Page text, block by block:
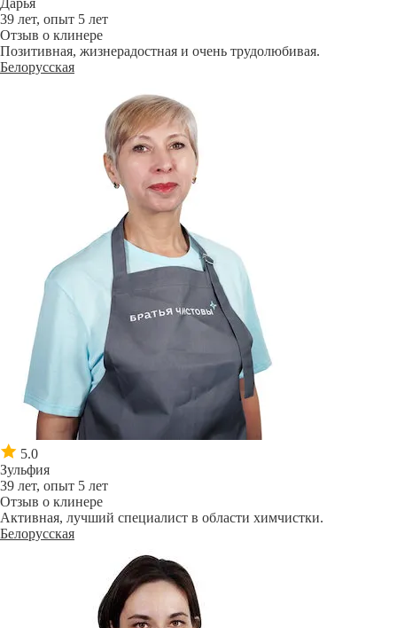
Дарья
39 лет, опыт 5 лет
Отзыв о клинере
Позитивная, жизнерадостная и очень трудолюбивая.
Белорусская
5.0
Зульфия
39 лет, опыт 5 лет
Отзыв о клинере
Активная, лучший специалист в области химчистки.
Белорусская